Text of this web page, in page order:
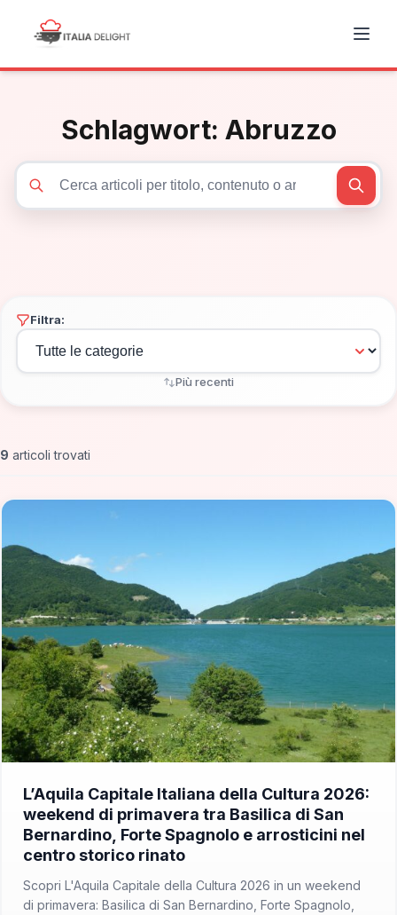
Schlagwort: Abruzzo
Filtra:
Più recenti
9 articoli trovati
L’Aquila Capitale Italiana della Cultura 2026:
weekend di primavera tra Basilica di San
Bernardino, Forte Spagnolo e arrosticini nel
centro storico rinato
Scopri L'Aquila Capitale della Cultura 2026 in un weekend
di primavera: Basilica di San Bernardino, Forte Spagnolo,